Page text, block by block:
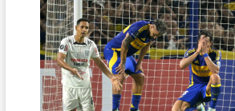
personas
por
“realizar
saludos
nazis”
durante
partido
Francia-